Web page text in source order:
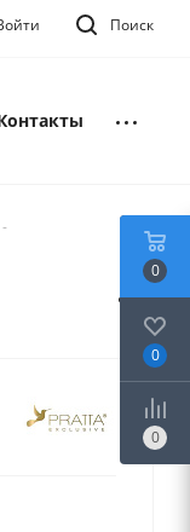
Поиск
-
0
0
0